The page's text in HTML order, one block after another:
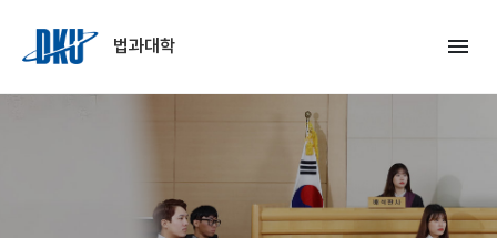
법과대학
menu